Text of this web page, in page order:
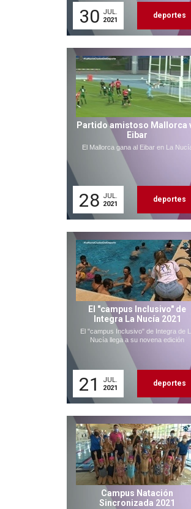
30 JUL.
2021
deportes
Partido amistoso Mallorca
Eibar
El Mallorca gana al Eibar en La
28 JUL.
2021
deportes
El "campus Inclusivo" de
Integra La Nucía 2021
El "campus Inclusivo" de Integra de
Nucía llega a su novena edición
21
JUL.
2021
deportes
Campus Natación
Sincronizada 2021